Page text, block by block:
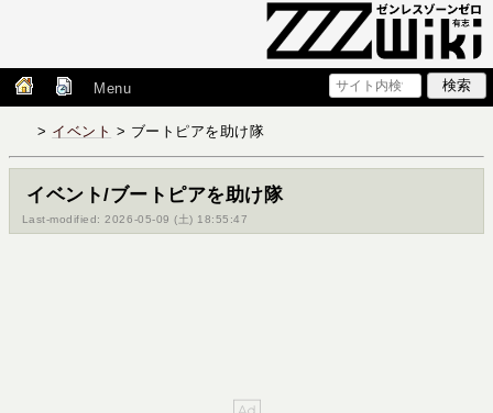
Menu
> イベント > ブートピアを助け隊
イベント/ブートピアを助け隊
Last-modified: 2026-05-09 (土) 18:55:47